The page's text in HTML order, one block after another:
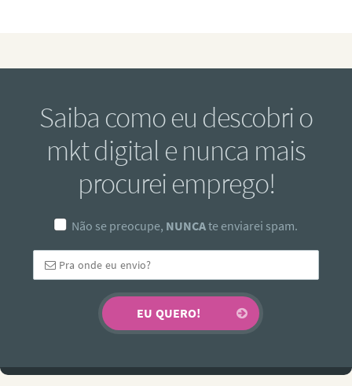
Saiba como eu descobri o
mkt digital e nunca mais
procurei emprego!
Não se preocupe, NUNCAte enviarei spam.